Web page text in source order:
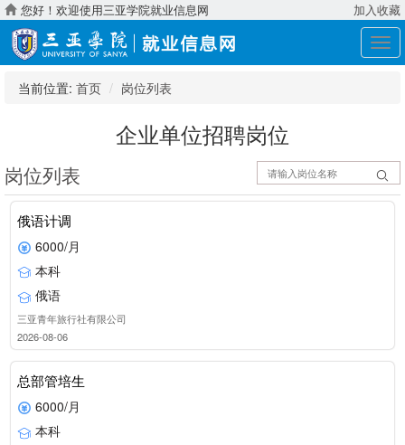
您好！欢迎使用三亚学院就业信息网 加入收藏
展
开
当前位置: 首页 岗位列表
企业单位招聘岗位
岗位列表
俄语计调
6000/月
本科
俄语
三亚青年旅行社有限公司
2026-08-06
总部管培生
6000/月
本科